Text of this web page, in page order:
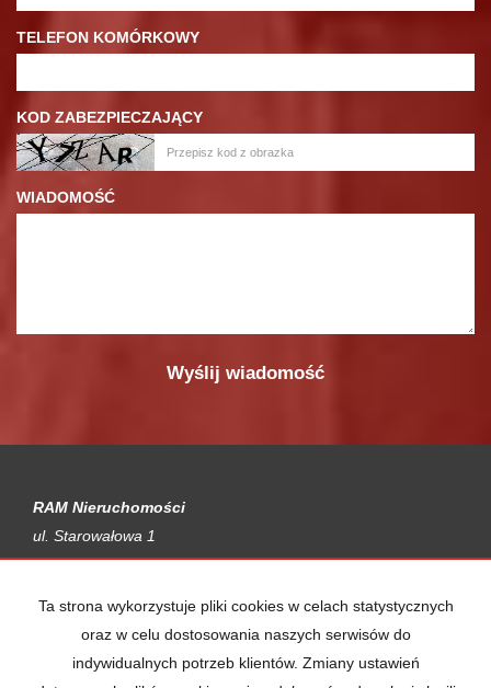
TELEFON KOMÓRKOWY
KOD ZABEZPIECZAJĄCY
WIADOMOŚĆ
RAM Nieruchomości
ul. Starowałowa 1
67-200 Głogów
Kontakt do biura:
(76) 835-75-35
(76) 835-67-57
Ta strona wykorzystuje pliki cookies w celach statystycznych
oraz w celu dostosowania naszych serwisów do
indywidualnych potrzeb klientów. Zmiany ustawień